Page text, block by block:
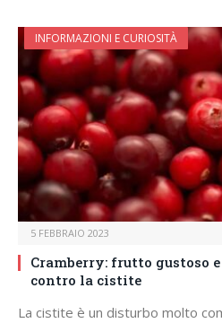
INFORMAZIONI E CURIOSITÀ
5 FEBBRAIO 2023
Cramberry: frutto gustoso
contro la cistite
La cistite è un disturbo molto